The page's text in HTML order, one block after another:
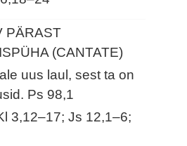
PÄRAST
(CANTATE)
uus laul, sest ta on
Ps 98,1
3,12–17; Js 12,1–6;